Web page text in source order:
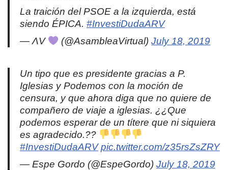
La traición del PSOE a la izquierda, está
siendo ÉPICA. #InvestiDudaARV
— ΛV
(@AsambleaVirtual)July 18, 2019
Un tipo que es presidente gracias a P.
Iglesias y Podemos con la moción de
censura, y que ahora diga que no quiere de
compañero de viaje a iglesias. ¿¿Que
podemos esperar de un títere que ni siquiera
es agradecido.??
#InvestiDudaARV pic.twitter.com/z35rsZsZRY
— Espe Gordo (@EspeGordo) July 18, 2019